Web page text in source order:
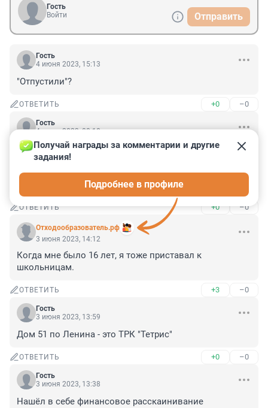
Гость
Войти
Отправить
Гость
4 июня 2023, 15:13
"Отпустили"?
ОТВЕТИТЬ +0 –0
Гость
4 июня 2023, 00:18
Опять воин войска бесконтрольного потребления
алкоголя берега попутал? Когда уже запретят продажу
спиртного по выходным? Достала эта
безнаказанность алконафтов
ОТВЕТИТЬ +0 –0
Отходообразователь.рф
Получай награды за комментарии и другие
задания!
Подробнее в профиле
3 июня 2023, 14:12
Когда мне было 16 лет, я тоже приставал к
школьницам.
ОТВЕТИТЬ +3 –0
Гость
3 июня 2023, 13:59
Дом 51 по Ленина - это ТРК "Тетрис"
ОТВЕТИТЬ +0 –0
Гость
3 июня 2023, 13:38
Нашёл в себе финансовое расскаинивание